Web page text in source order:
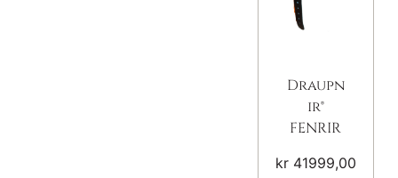
Draupn
ir®
FENRIR
kr41999,00